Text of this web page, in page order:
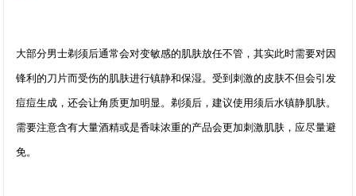
大部分男士剃须后通常会对变敏感的肌肤放任不管，其实此时需要对因
锋利的刀片而受伤的肌肤进行镇静和保湿。受到刺激的皮肤不但会引发
痘痘生成，还会让角质更加明显。剃须后，建议使用须后水镇静肌肤。
需要注意含有大量酒精或是香味浓重的产品会更加刺激肌肤，应尽量避
免。